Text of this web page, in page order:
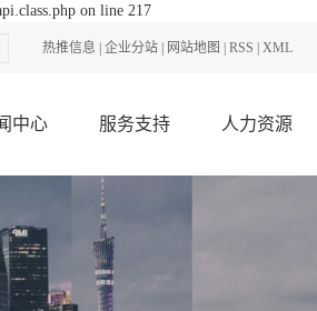
on line 217
热推信息 企业分站 网站地图 RSS XML
中心 服务支持 人力资源